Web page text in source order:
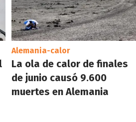
Alemania-calor
La ola de calor de finales
de junio causó 9.600
muertes en Alemania